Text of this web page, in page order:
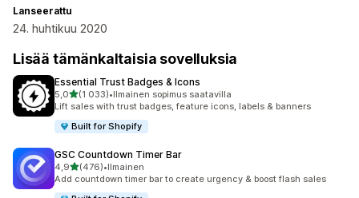
Lanseerattu
24. huhtikuu 2020
Lisää tämänkaltaisia sovelluksia
Essential Trust Badges & Icons
5,0/ 5 tähteä
(1 033)
1033 arvostelua yhteensä
•Ilmainen sopimus saatavilla
Lift sales with trust badges, feature icons, labels & banners
Built for Shopify
GSC Countdown Timer Bar
4,9/ 5 tähteä
(476)
476 arvostelua yhteensä
•Ilmainen
Add countdown timer bar to create urgency & boost flash sales